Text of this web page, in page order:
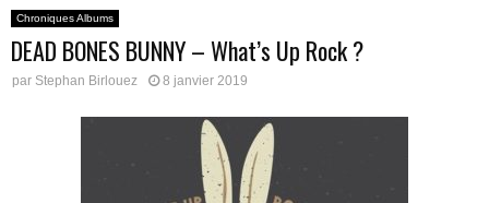
Chroniques Albums
DEAD BONES BUNNY – What’s Up Rock ?
par Stephan Birlouez 8 janvier 2019